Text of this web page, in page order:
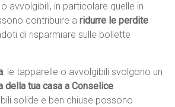
avvolgibili, in particolare quelle in
contribuire aridurre le perdite
di risparmiare sulle bollette
: le tapparelle o avvolgibili svolgono un
della tua casa a Conselice.
solide e ben chiuse possono